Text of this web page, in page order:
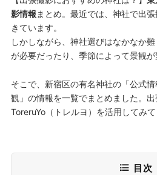
影情報 まとめ。最近では、神社で出
きています。
しかしながら、神社選びはなかなか
が必要だったり、季節によって景観
そこで、新宿区の有名神社の「公式情
観」 の情報を一覧でまとめました。
ToreruYo（トレルヨ）を活用してみて
目次